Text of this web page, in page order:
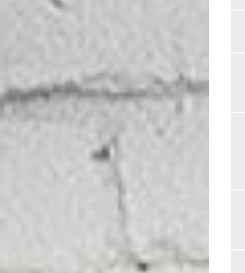
Решетка
вентиляционная
вытяжная АБС 200х300
2030РЦ*
1 146 ₸